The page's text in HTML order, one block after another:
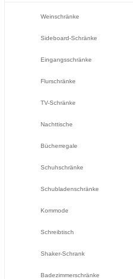
Weinschränke
Sideboard-Schränke
Eingangsschränke
Flurschränke
TV-Schränke
Nachttische
Bücherregale
Schuhschränke
Schubladenschränke
Kommode
Schreibtisch
Shaker-Schrank
Badezimmerschränke